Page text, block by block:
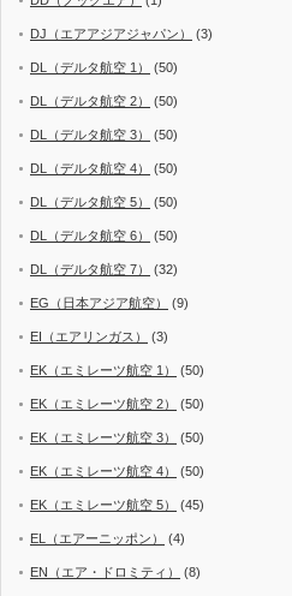
DJ（エアアジアジャパン） (3)
DL（デルタ航空 1） (50)
DL（デルタ航空 2） (50)
DL（デルタ航空 3） (50)
DL（デルタ航空 4） (50)
DL（デルタ航空 5） (50)
DL（デルタ航空 6） (50)
DL（デルタ航空 7） (32)
EG（日本アジア航空） (9)
EI（エアリンガス） (3)
EK（エミレーツ航空 1） (50)
EK（エミレーツ航空 2） (50)
EK（エミレーツ航空 3） (50)
EK（エミレーツ航空 4） (50)
EK（エミレーツ航空 5） (45)
EL（エアーニッポン） (4)
EN（エア・ドロミティ） (8)